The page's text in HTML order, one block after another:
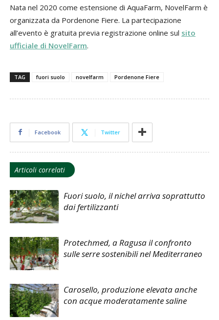
Nata nel 2020 come estensione di AquaFarm, NovelFarm è
organizzata da Pordenone Fiere. La partecipazione
all’evento è gratuita previa registrazione online sul sito
ufficiale di NovelFarm.
TAG fuori suolo novelfarm Pordenone Fiere
Facebook Twitter
Articoli correlati
Fuori suolo, il nichel arriva soprattutto
dai fertilizzanti
Protechmed, a Ragusa il confronto
sulle serre sostenibili nel Mediterraneo
Carosello, produzione elevata anche
con acque moderatamente saline